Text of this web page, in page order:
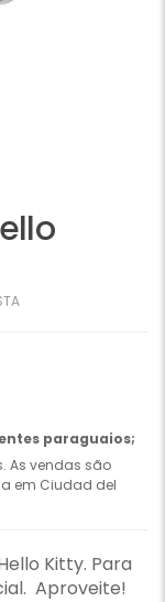
paraguaios;
As vendas são
em Ciudad del
Kitty. Para
Aproveite!